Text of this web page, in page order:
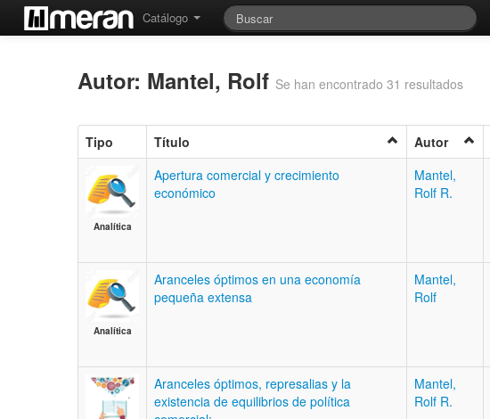
Catálogo
Autor: Mantel, Rolf Se han encontrado 31 resultados
Tipo Título Autor
Analítica
Apertura comercial y crecimiento
económico
Mantel,
Rolf R.
Analítica
Aranceles óptimos en una economía
pequeña extensa
Mantel,
Rolf
Aranceles óptimos, represalias y la
existencia de equilibrios de política
Mantel,
Rolf R.